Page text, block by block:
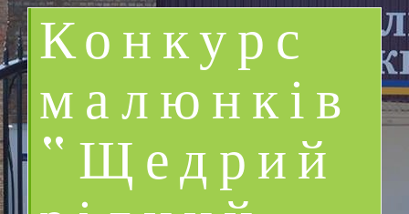
Конкурс
малюнків
“Щедрий